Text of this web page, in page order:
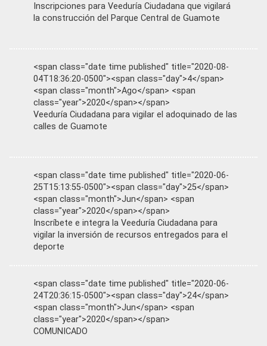
Inscripciones para Veeduría Ciudadana que vigilará
la construcción del Parque Central de Guamote
<span class="date time published" title="2020-08-
04T18:36:20-0500"><span class="day">4</span>
<span class="month">Ago</span> <span
class="year">2020</span></span>
Veeduría Ciudadana para vigilar el adoquinado de las
calles de Guamote
<span class="date time published" title="2020-06-
25T15:13:55-0500"><span class="day">25</span>
<span class="month">Jun</span> <span
class="year">2020</span></span>
Inscríbete e integra la Veeduría Ciudadana para
vigilar la inversión de recursos entregados para el
deporte
<span class="date time published" title="2020-06-
24T20:36:15-0500"><span class="day">24</span>
<span class="month">Jun</span> <span
class="year">2020</span></span>
COMUNICADO